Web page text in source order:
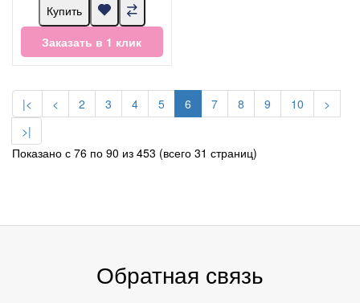
Купить
Заказать в 1 клик
|< < 2 3 4 5 6 7 8 9 10
>
>|
Показано с 76 по 90 из 453 (всего 31 страниц)
Обратная связь